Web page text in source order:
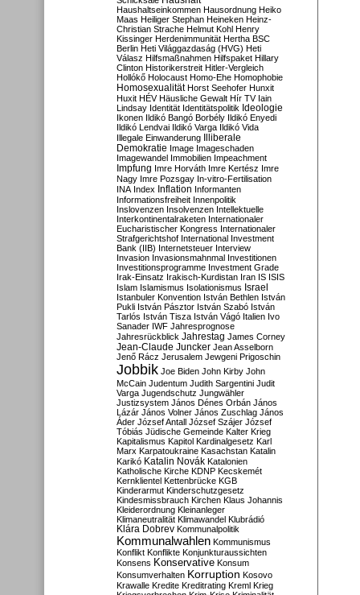
Haushaltseinkommen Hausordnung Heiko
Maas Heiliger Stephan Heineken Heinz-
Christian Strache Helmut Kohl Henry
Kissinger Herdenimmunität Hertha BSC
Berlin Heti Világgazdaság (HVG) Heti
Válasz Hilfsmaßnahmen Hilfspaket Hillary
Clinton Historikerstreit Hitler-Vergleich
Hollókő Holocaust Homo-Ehe Homophobie
Homosexualität Horst Seehofer Hunxit
Huxit HÉV Häusliche Gewalt Hír TV Iain
Lindsay Identität Identitätspolitik Ideologie
Ikonen Ildikó Bangó Borbély Ildikó Enyedi
Ildikó Lendvai Ildikó Varga Ildikó Vida
Illegale Einwanderung Illiberale
Demokratie Image Imageschaden
Imagewandel Immobilien Impeachment
Impfung Imre Horváth Imre Kertész Imre
Nagy Imre Pozsgay In-vitro-Fertilisation
INA Index Inflation Informanten
Informationsfreiheit Innenpolitik
Inslovenzen Insolvenzen Intellektuelle
Interkontinentalraketen Internationaler
Eucharistischer Kongress Internationaler
Strafgerichtshof International Investment
Bank (IIB) Internetsteuer Interview
Invasion Invasionsmahnmal Investitionen
Investitionsprogramme Investment Grade
Irak-Einsatz Irakisch-Kurdistan Iran IS ISIS
Islam Islamismus Isolationismus Israel
Istanbuler Konvention István Bethlen István
Pukli István Pásztor István Szabó István
Tarlós István Tisza István Vágó Italien Ivo
Sanader IWF Jahresprognose
Jahresrückblick Jahrestag James Corney
Jean-Claude Juncker Jean Asselborn
Jenő Rácz Jerusalem Jewgeni Prigoschin
Jobbik Joe Biden John Kirby John
McCain Judentum Judith Sargentini Judit
Varga Jugendschutz Jungwähler
Justizsystem János Dénes Orbán János
Lázár János Volner János Zuschlag János
Áder József Antall József Szájer József
Tóbiás Jüdische Gemeinde Kalter Krieg
Kapitalismus Kapitol Kardinalgesetz Karl
Marx Karpatoukraine Kasachstan Katalin
Karikó Katalin Novák Katalonien
Katholische Kirche KDNP Kecskemét
Kernklientel Kettenbrücke KGB
Kinderarmut Kinderschutzgesetz
Kindesmissbrauch Kirchen Klaus Johannis
Kleiderordnung Kleinanleger
Klimaneutralität Klimawandel Klubrádió
Klára Dobrev Kommunalpolitik
Kommunalwahlen Kommunismus
Konflikt Konflikte Konjunkturaussichten
Konsens Konservative Konsum
Konsumverhalten Korruption Kosovo
Krawalle Kredite Kreditrating Kreml Krieg